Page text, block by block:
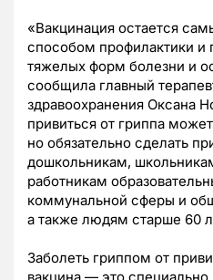
«Вакцинация остается
способом профилактики и
тяжелых форм болезни и
сообщила главный
здравоохранения Оксана
привиться от гриппа
но обязательно сделать
дошкольникам,
работникам
коммунальной сферы и
а также людям старше 60
Заболеть гриппом от